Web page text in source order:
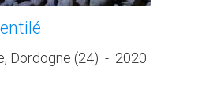
Dordogne (24) - 2020